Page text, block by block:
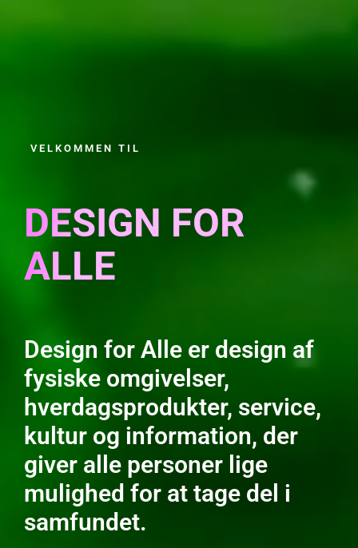
VELKOMMEN TIL
DESIGN FOR
ALLE
Design for Alle er design af
fysiske omgivelser,
hverdagsprodukter, service,
kultur og information, der
giver alle personer lige
mulighed for at tage del i
samfundet.